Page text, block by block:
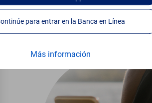
Continúe para entrar en la Banca en Línea
Más información
Obtener más